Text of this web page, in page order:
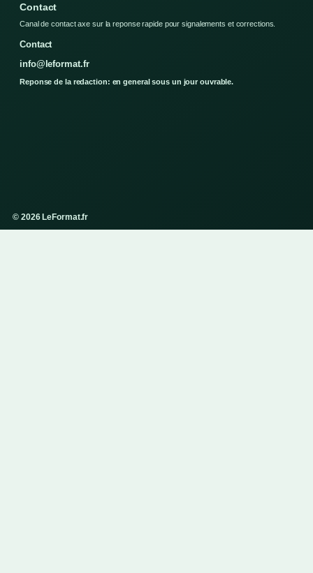
Contact
Canal de contact axe sur la reponse rapide pour signalements et corrections.
Contact
info@leformat.fr
Reponse de la redaction: en general sous un jour ouvrable.
© 2026 LeFormat.fr